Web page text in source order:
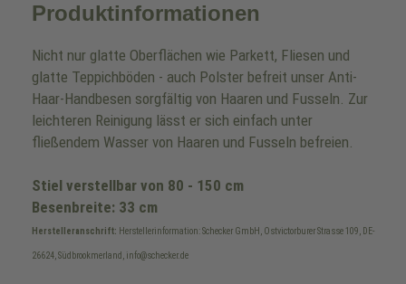
Produktinformationen
Nicht nur glatte Oberflächen wie Parkett, Fliesen und
glatte Teppichböden - auch Polster befreit unser Anti-
Haar-Handbesen sorgfältig von Haaren und Fusseln. Zur
leichteren Reinigung lässt er sich einfach unter
fließendem Wasser von Haaren und Fusseln befreien.
Stiel verstellbar von 80 - 150 cm
Besenbreite: 33 cm
Herstelleranschrift: Herstellerinformation: Schecker GmbH, Ostvictorburer Strasse 109, DE-
26624, Südbrookmerland, info@schecker.de